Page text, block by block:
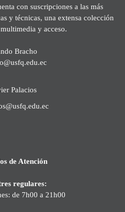
con suscripciones a las más
y técnicas, una extensa colección
y acceso.
Bracho
Palacios
de Atención
regulares:
de 7h00 a 21h00